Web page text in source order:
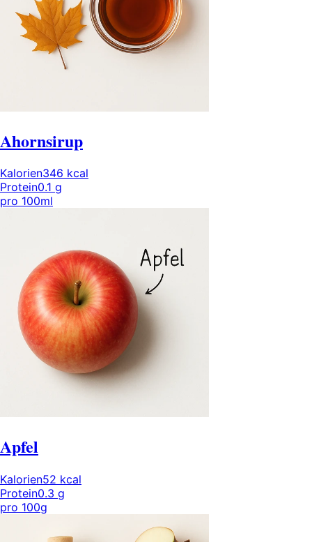
Ahornsirup
Kalorien346 kcal
Protein0.1 g
pro 100ml
Apfel
Kalorien52 kcal
Protein0.3 g
pro 100g